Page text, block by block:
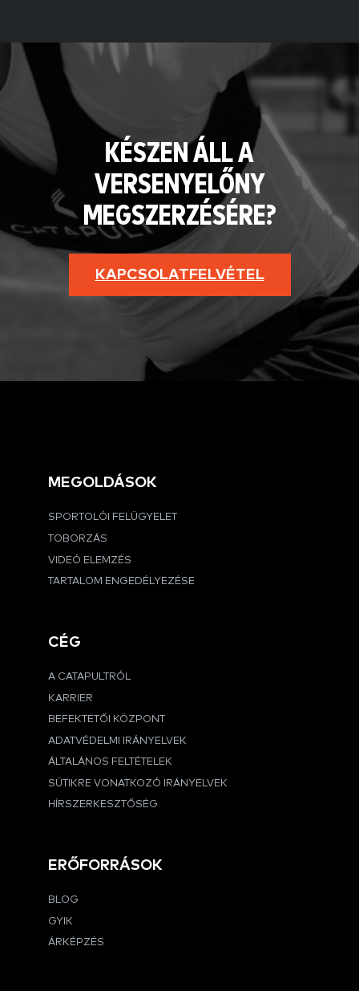
KÉSZEN ÁLL A
VERSENYELŐNY
MEGSZERZÉSÉRE?
KAPCSOLATFELVÉTEL
MEGOLDÁSOK
SPORTOLÓI FELÜGYELET
TOBORZÁS
VIDEÓ ELEMZÉS
TARTALOM ENGEDÉLYEZÉSE
CÉG
A CATAPULTRÓL
KARRIER
BEFEKTETŐI KÖZPONT
ADATVÉDELMI IRÁNYELVEK
ÁLTALÁNOS FELTÉTELEK
SÜTIKRE VONATKOZÓ IRÁNYELVEK
HÍRSZERKESZTŐSÉG
ERŐFORRÁSOK
BLOG
GYIK
ÁRKÉPZÉS